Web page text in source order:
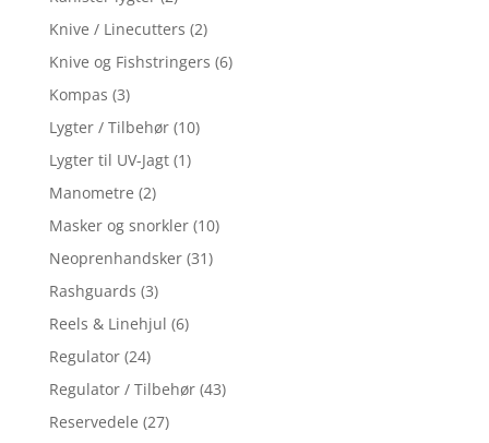
Knive / Linecutters (2)
Knive og Fishstringers (6)
Kompas (3)
Lygter / Tilbehør (10)
Lygter til UV-Jagt (1)
Manometre (2)
Masker og snorkler (10)
Neoprenhandsker (31)
Rashguards (3)
Reels & Linehjul (6)
Regulator (24)
Regulator / Tilbehør (43)
Reservedele (27)